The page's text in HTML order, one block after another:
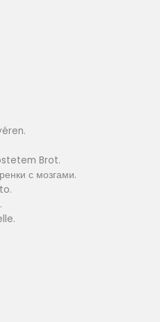
Brot.
с мозгами.